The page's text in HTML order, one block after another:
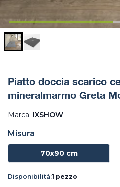
Piatto doccia scarico
mineralmarmo Greta
Marca: IXSHOW
Misura
70x90 cm
Disponibilità:1 pezzo